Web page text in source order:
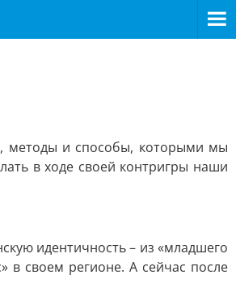
методы и способы, которыми мы
в ходе своей контригры наши
идентичность – из «младшего
в своем регионе. А сейчас после